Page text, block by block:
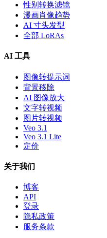
性别转换滤镜
漫画肖像趋势
AI 寸头发型
全部 LoRAs
AI 工具
图像转提示词
背景移除
AI 图像放大
文字转视频
图片转视频
Veo 3.1
Veo 3.1 Lite
定价
关于我们
博客
API
登录
隐私政策
服务条款